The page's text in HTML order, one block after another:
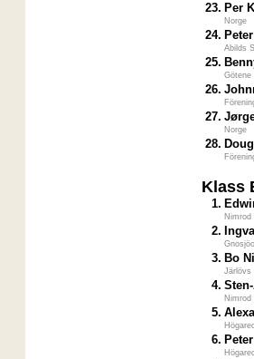
23. Per
Norge
24.
Abilds
25.
26.
27.
Norge
28.
Klass
1.
2.
3. Bo
Järlövs
4.
5.
6.